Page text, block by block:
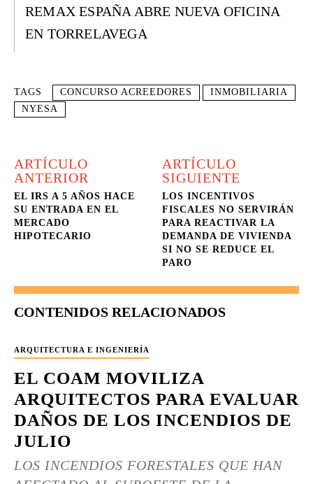
REMAX ESPAÑA ABRE NUEVA OFICINA
EN TORRELAVEGA
TAGS CONCURSO ACREEDORES
INMOBILIARIA
NYESA
ARTÍCULO
ANTERIOR
EL IRS A 5 AÑOS HACE
SU ENTRADA EN EL
MERCADO
HIPOTECARIO
ARTÍCULO
SIGUIENTE
LOS INCENTIVOS
FISCALES NO SERVIRÁN
PARA REACTIVAR LA
DEMANDA DE VIVIENDA
SI NO SE REDUCE EL
PARO
CONTENIDOS RELACIONADOS
ARQUITECTURA E INGENIERÍA
EL COAM MOVILIZA
ARQUITECTOS PARA EVALUAR
DAÑOS DE LOS INCENDIOS DE
JULIO
LOS INCENDIOS FORESTALES QUE HAN